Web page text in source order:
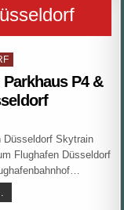
P4 &
Skytrain
Flughafen Düsseldorf
DÜSSELDORF